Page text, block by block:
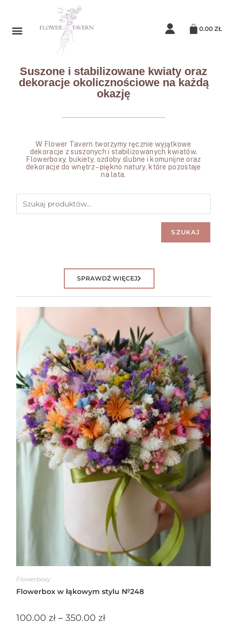
0.00 ZŁ
Suszone i stabilizowane kwiaty oraz
dekoracje okolicznościowe na każdą
okazję
W Flower Tavern tworzymy ręcznie wyjątkowe
dekoracje z suszonych i stabilizowanych kwiatów.
Flowerboxy, bukiety, ozdoby ślubne i komunijne oraz
dekoracje do wnętrz – piękno natury, które pozostaje
na lata.
SZUKAJ
SPRAWDŹ WIĘCEJ
Flowerboxy
Flowerbox w łąkowym stylu №248
100.00zł – 350.00zł